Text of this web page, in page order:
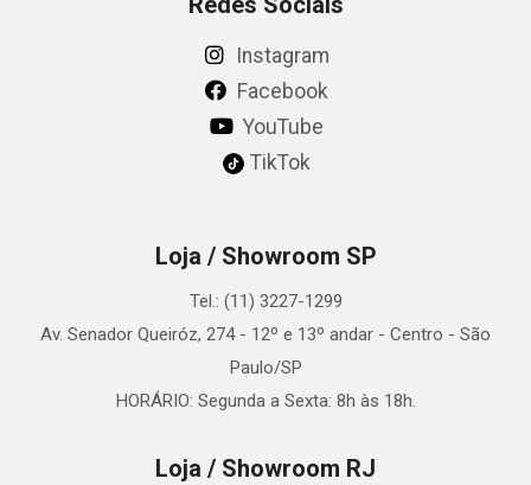
Instagram
Facebook
YouTube
TikTok
Loja / Showroom SP
Tel.: (11) 3227-1299
Av. Senador Queiróz, 274 - 12º e 13º andar - Centro - São
Paulo/SP
HORÁRIO: Segunda a Sexta: 8h às 18h.
Loja / Showroom RJ